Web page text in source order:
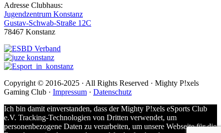
Adresse Clubhaus:
Jugendzentrum Konstanz
Gustav-Schwab-Straße 12C
78467 Konstanz
Copyright © 2016-2025 · All Rights Reserved · Mighty P!xels
Gaming Club · Impressum · Datenschutz
Ich bin damit einverstanden, dass der Mighty P!xels eSports Club
e.V. Tracking-Technologien von Dritten verwendet, um
personenbezogene Daten zu verarbeiten, um unsere Webseite für die